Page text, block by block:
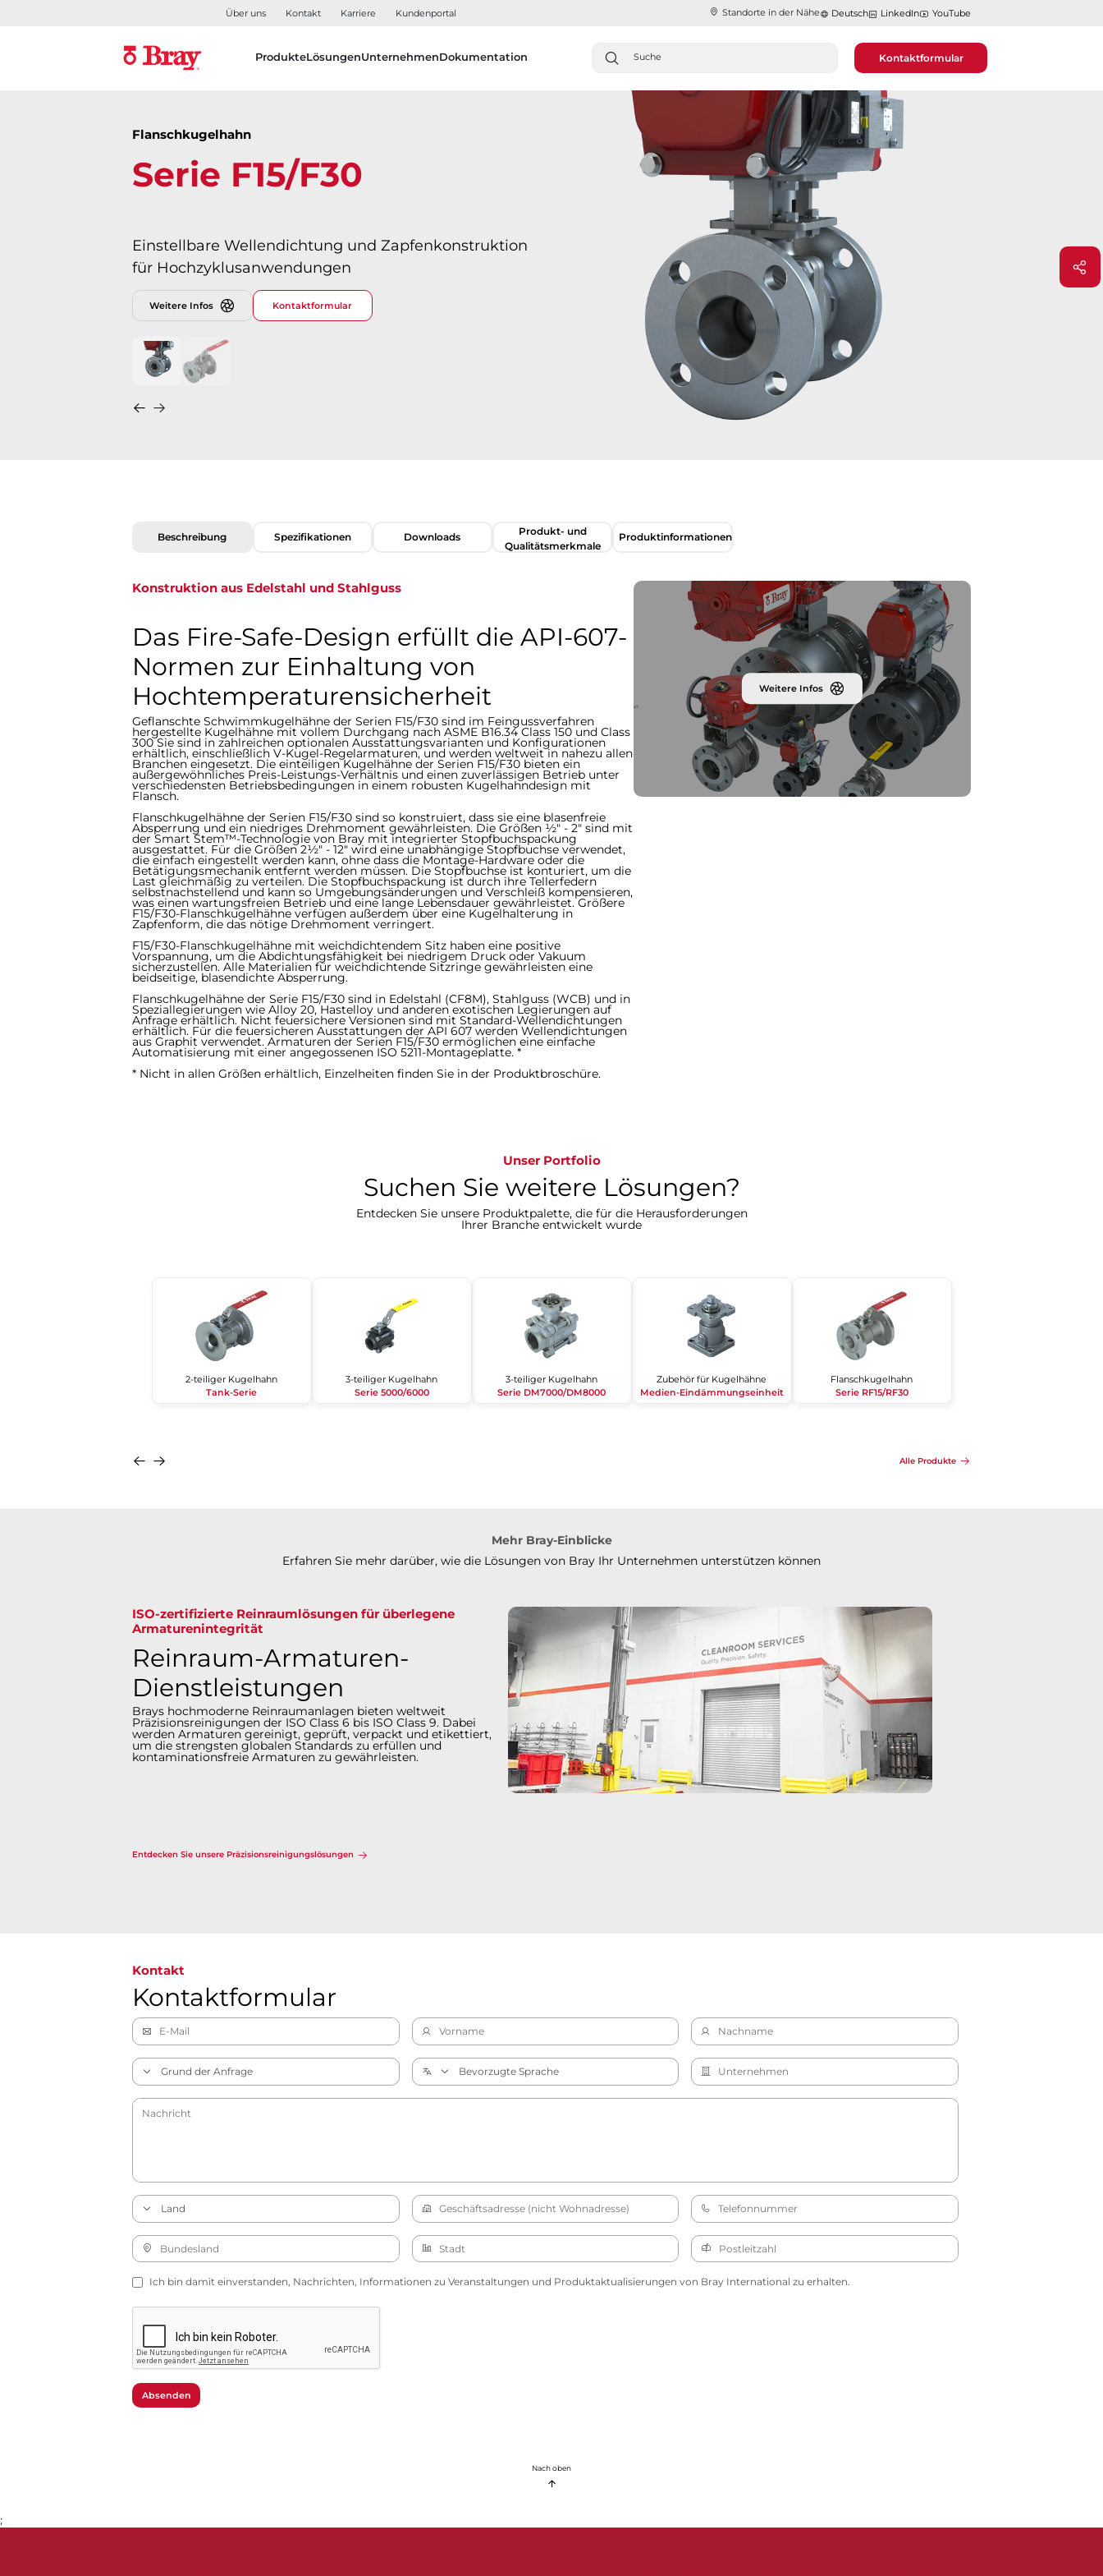
Über uns Kontakt Karriere Kundenportal Standorte in der Nähe​​​​​​​ Deutsch LinkedIn YouTube
ProdukteLösungenUnternehmenDokumentation Kontaktformular
Flanschkugelhahn
Serie F15/F30
Einstellbare Wellendichtung und Zapfenkonstruktion
für Hochzyklusanwendungen
Weitere Infos Kontaktformular
Beschreibung Spezifikationen Downloads
Produkt- und
Qualitätsmerkmale
Produktinformationen​​​​​​​
Konstruktion aus Edelstahl und Stahlguss
Das Fire-Safe-Design erfüllt die API-607-
Normen zur Einhaltung von
Hochtemperaturensicherheit
Geflanschte Schwimmkugelhähne der Serien F15/F30 sind im Feingussverfahren
hergestellte Kugelhähne mit vollem Durchgang nach ASME B16.34 Class 150 und Class
300 Sie sind in zahlreichen optionalen Ausstattungsvarianten und Konfigurationen
erhältlich, einschließlich V-Kugel-Regelarmaturen, und werden weltweit in nahezu allen
Branchen eingesetzt.​​​​​​​ Die einteiligen Kugelhähne der Serien F15/F30 bieten ein
außergewöhnliches Preis-Leistungs-Verhältnis und einen zuverlässigen Betrieb unter
verschiedensten Betriebsbedingungen in einem robusten Kugelhahndesign mit
Flansch.
Flanschkugelhähne der Serien F15/F30 sind so konstruiert, dass sie eine blasenfreie
Absperrung und ein niedriges Drehmoment gewährleisten. Die Größen ½" - 2" sind mit
der Smart Stem™-Technologie von Bray mit integrierter Stopfbuchspackung
ausgestattet. Für die Größen 2½" - 12" wird eine unabhängige Stopfbuchse verwendet,
die einfach eingestellt werden kann, ohne dass die Montage-Hardware oder die
Betätigungsmechanik entfernt werden müssen. Die Stopfbuchse ist konturiert, um die
Last gleichmäßig zu verteilen. Die Stopfbuchspackung ist durch ihre Tellerfedern
selbstnachstellend und kann so Umgebungsänderungen und Verschleiß kompensieren,
was einen wartungsfreien Betrieb und eine lange Lebensdauer gewährleistet. Größere
F15/F30-Flanschkugelhähne verfügen außerdem über eine Kugelhalterung in
Zapfenform, die das nötige Drehmoment verringert.
​​​​​​​F15/F30-Flanschkugelhähne mit weichdichtendem Sitz haben eine positive
Vorspannung, um die Abdichtungsfähigkeit bei niedrigem Druck oder Vakuum
sicherzustellen. Alle Materialien für weichdichtende Sitzringe gewährleisten eine
beidseitige, blasendichte Absperrung.
Flanschkugelhähne der Serie F15/F30 sind in Edelstahl (CF8M), Stahlguss (WCB) und in
Speziallegierungen wie Alloy 20, Hastelloy und anderen exotischen Legierungen auf
Anfrage erhältlich. Nicht feuersichere Versionen sind mit Standard-Wellendichtungen
erhältlich. Für die feuersicheren Ausstattungen der API 607 werden Wellendichtungen
aus Graphit verwendet. Armaturen der Serien F15/F30 ermöglichen eine einfache
Automatisierung mit einer angegossenen ISO 5211-Montageplatte. *​​​​​​​
* Nicht in allen Größen erhältlich, Einzelheiten finden Sie in der Produktbroschüre.
Weitere Infos
Unser Portfolio
Suchen Sie weitere Lösungen?​​​​​​​
Entdecken Sie unsere Produktpalette, die für die Herausforderungen
Ihrer Branche entwickelt wurde​​​​​​​
2-teiliger Kugelhahn
Tank-Serie
3-teiliger Kugelhahn
Serie 5000/6000
3-teiliger Kugelhahn
Serie DM7000/DM8000
Zubehör für Kugelhähne
Medien-Eindämmungseinheit
Flanschkugelhahn
Serie RF15/RF30
Alle Produkte
Mehr Bray-Einblicke
Erfahren Sie mehr darüber, wie die Lösungen von Bray Ihr Unternehmen unterstützen können
ISO-zertifizierte Reinraumlösungen für überlegene
Armaturenintegrität​​​​​​​
Reinraum-Armaturen-
Dienstleistungen
Brays hochmoderne Reinraumanlagen bieten weltweit
Präzisionsreinigungen der ISO Class 6 bis ISO Class 9. Dabei
werden Armaturen gereinigt, geprüft, verpackt und etikettiert,
um die strengsten globalen Standards zu erfüllen und
kontaminationsfreie Armaturen zu gewährleisten.​​​​​​​
Entdecken Sie unsere Präzisionsreinigungslösungen​​​​​​​
Kontakt
Kontaktformular
Ich bin damit einverstanden, Nachrichten, Informationen zu Veranstaltungen und Produktaktualisierungen von Bray International zu erhalten.
Absenden
Nach oben
;